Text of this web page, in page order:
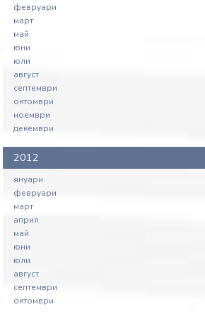
февруари
март
май
юни
юли
август
септември
октомври
ноември
декември
2012
януари
февруари
март
април
май
юни
юли
август
септември
октомври